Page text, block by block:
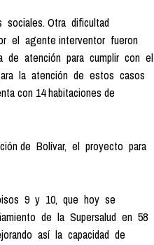
Otra dificultad
el agente interventor fueron
de atención para cumplir con el
la atención de estos casos
con 14 habitaciones de
de Bolívar, el proyecto para
9 y 10, que hoy se
de la Supersalud en 58
así la capacidad de